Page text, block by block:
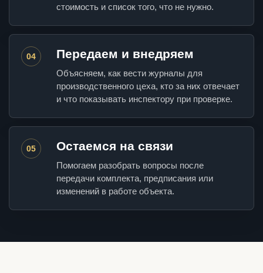
стоимость и список того, что не нужно.
04 Передаем и внедряем
Объясняем, как вести журналы для
производственного цеха, кто за них отвечает
и что показывать инспектору при проверке.
05 Остаемся на связи
Помогаем разобрать вопросы после
передачи комплекта, предписания или
изменений в работе объекта.